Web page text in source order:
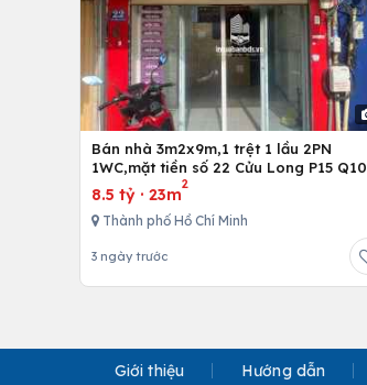
Bán nhà 3m2x9m,1 trệt 1 lầu 2PN
1WC,mặt tiền số 22 Cửu Long P15 Q10
8.5 tỷ · 23m
2
Thành phố Hồ Chí Minh
3 ngày trước
Giới thiệu Hướng dẫn